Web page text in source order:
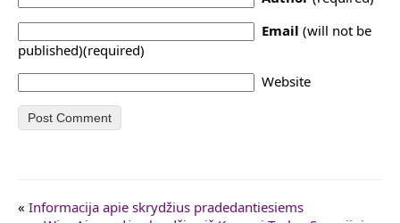
Email (will not be
published)(required)
Website
« Informacija apie skrydžius pradedantiesiems